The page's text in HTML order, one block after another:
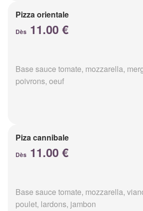
Pizza orientale
Dès 11.00 €
Base sauce tomate, mozzarella,
poivrons, oeuf
Piza cannibale
Dès 11.00 €
Base sauce tomate, mozzarella,
poulet, lardons, jambon